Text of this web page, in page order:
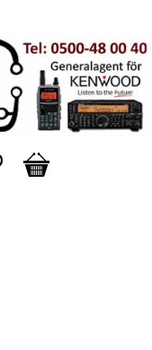
Favoriter
Kundvagn